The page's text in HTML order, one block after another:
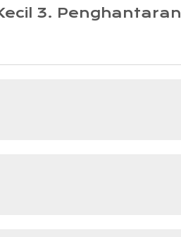
3. Penghantaran